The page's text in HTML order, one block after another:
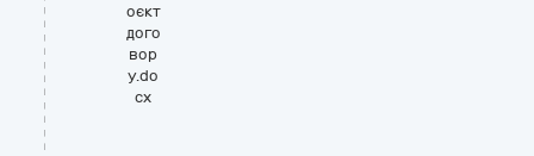
оєкт
дого
вор
у.do
cx